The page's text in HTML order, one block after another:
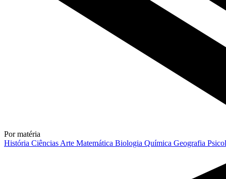
Por matéria
História Ciências Arte Matemática Biologia Química Geografia